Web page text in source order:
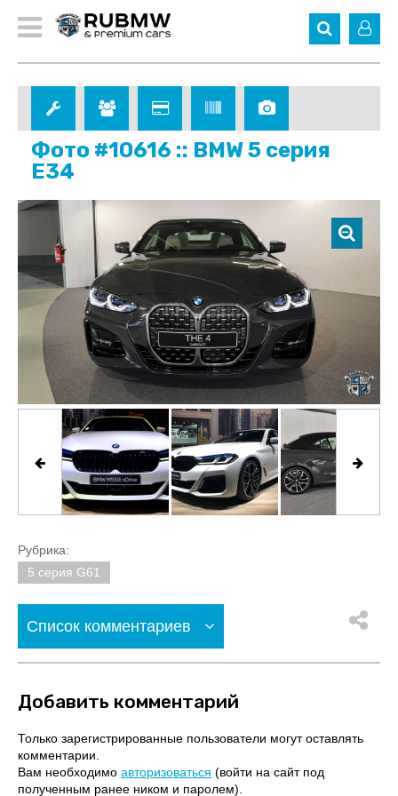
Фото #10616 :: BMW 5 серия
E34
Рубрика:
5 серия G61
Список комментариев
Добавить комментарий
Только зарегистрированные пользователи могут оставлять
комментарии.
Вам необходимо авторизоваться (войти на сайт под
полученным ранее ником и паролем).